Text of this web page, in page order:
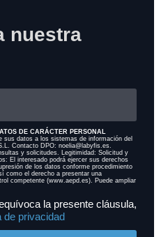
nuestra
DE CARÁCTER PERSONAL
sus datos a los sistemas de información del
Contacto DPO: noelia@labyfis.es.
y solicitudes. Legitimidad: Solicitud y
El interesado podrá ejercer sus derechos
de los datos conforme procedimiento
como el derecho a presentar una
competente (www.aepd.es). Puede ampliar
la presente cláusula,
de privacidad